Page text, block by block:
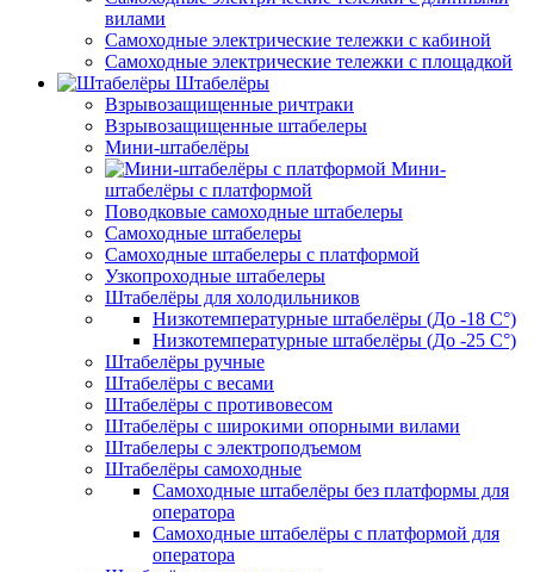
вилами
Самоходные электрические тележки с кабиной
Самоходные электрические тележки с площадкой
Штабелёры
Взрывозащищенные ричтраки
Взрывозащищенные штабелеры
Мини-штабелёры
Мини-
штабелёры с платформой
Поводковые самоходные штабелеры
Самоходные штабелеры
Самоходные штабелеры с платформой
Узкопроходные штабелеры
Штабелёры для холодильников
Низкотемпературные штабелёры (До -18 C°)
Низкотемпературные штабелёры (До -25 C°)
Штабелёры ручные
Штабелёры с весами
Штабелёры с противовесом
Штабелёры с широкими опорными вилами
Штабелеры с электроподъемом
Штабелёры самоходные
Самоходные штабелёры без платформы для
оператора
Самоходные штабелёры с платформой для
оператора